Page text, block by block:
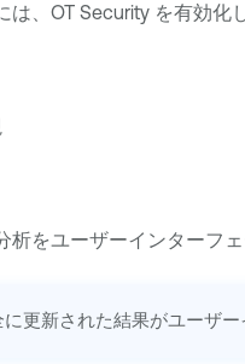
、 OT Securityを有効化
をユーザーインターフェ
更新された結果がユーザ